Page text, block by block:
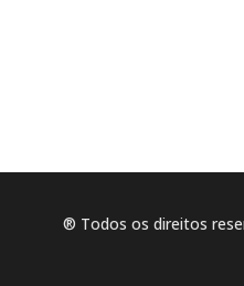
® Todos os direitos